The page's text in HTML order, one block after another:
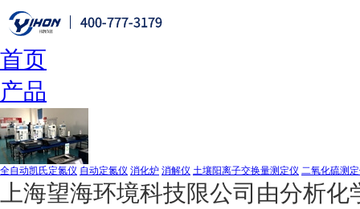
首页
产品
全自动凯氏定氮仪 自动定氮仪 消化炉 消解仪 土壤阳离子交换量测定仪 二氧化硫测
上海望海环境科技限公司由分析